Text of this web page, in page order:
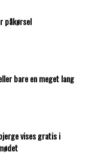
påkørsel
bare en meget lang
vises gratis i